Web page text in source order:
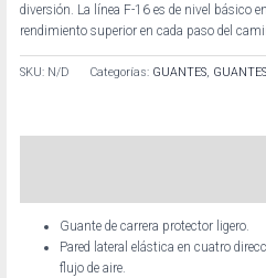
diversión. La línea F-16 es de nivel básico
rendimiento superior en cada paso del
SKU: N/D Categorías: GUANTES, GUANTES
Guante de carrera protector ligero.
Pared lateral elástica en cuatro
flujo de aire.